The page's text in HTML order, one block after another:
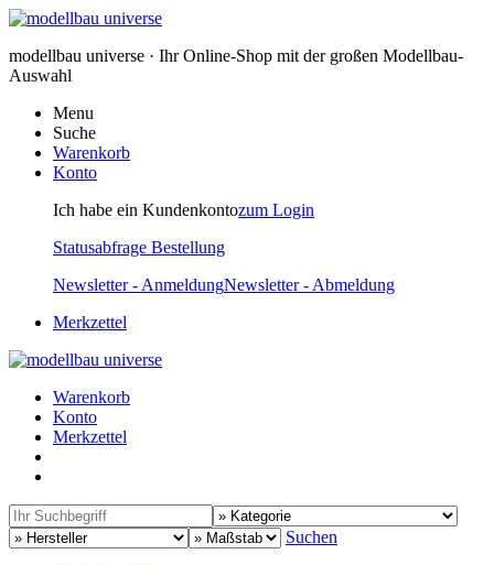
modellbau universe · Ihr Online-Shop mit der großen Modellbau-
Auswahl
Menu
Suche
Warenkorb
Konto
Ich habe ein Kundenkontozum Login
Statusabfrage Bestellung
Newsletter - AnmeldungNewsletter - Abmeldung
Merkzettel
Warenkorb
Konto
Merkzettel
Suchen